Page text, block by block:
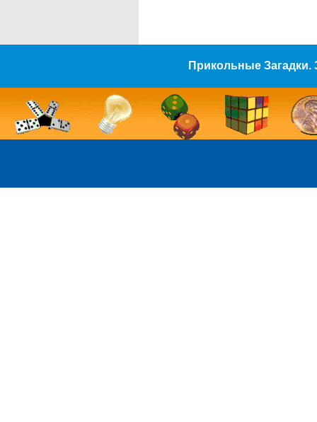
Прикольные Загадки.